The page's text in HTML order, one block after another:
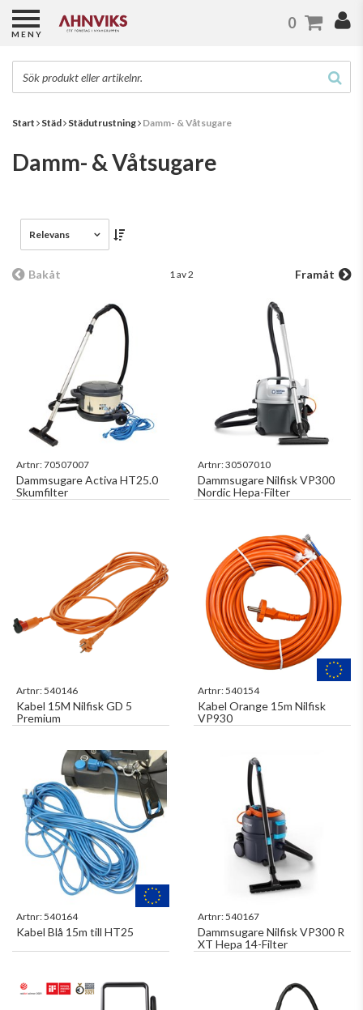
Start Städ Städutrustning Damm- & Våtsugare
Damm- & Våtsugare
Relevans
Bakåt 1 av 2 Framåt
Artnr:70507007
Dammsugare Activa HT25.0
Skumfilter
Artnr:30507010
Dammsugare Nilfisk VP300
Nordic Hepa-Filter
Artnr:540146
Kabel 15M Nilfisk GD 5
Premium
Artnr:540154
Kabel Orange 15m Nilfisk
VP930
Artnr:540164
Kabel Blå 15m till HT25
Artnr:540167
Dammsugare Nilfisk VP300 R
XT Hepa 14-Filter
MENY
0